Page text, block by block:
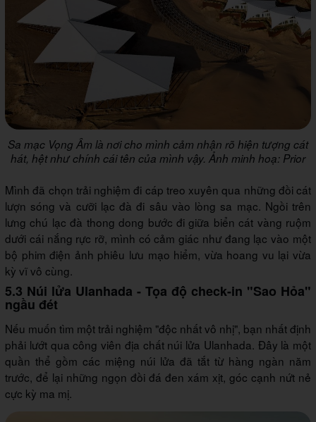
Sa mạc Vọng Âm là nơi cho mình cảm nhận rõ hiện tượng cát
hát, hệt như chính cái tên của mình vậy. Ảnh minh hoạ: Prior
Mình đã chọn trải nghiệm đi cáp treo xuyên qua những đồi cát
lượn sóng và cưỡi lạc đà đi sâu vào lòng sa mạc. Ngồi trên
lưng chú lạc đà thong dong bước đi giữa biển cát vàng ruộm
dưới cái nắng rực rỡ, mình có cảm giác như đang lạc vào một
bộ phim điện ảnh phiêu lưu mạo hiểm, vừa hoang vu lại vừa
kỳ vĩ vô cùng.
5.3 Núi lửa Ulanhada - Tọa độ check-in "Sao Hỏa"
ngầu đét
Nếu muốn tìm một trải nghiệm "độc nhất vô nhị", bạn nhất định
phải lướt qua công viên địa chất núi lửa Ulanhada. Đây là một
quần thể gồm các miệng núi lửa đã tắt từ hàng ngàn năm
trước, để lại những ngọn đồi đá đen xám xịt, góc cạnh nứt nẻ
cực kỳ ma mị.